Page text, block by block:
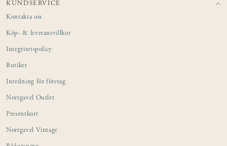
KUNDSERVICE
Kontakta oss
Köp- & leveransvillkor
Integritetspolicy
Butiker
Inredning för företag
Norrgavel Outlet
Presentkort
Norrgavel Vintage